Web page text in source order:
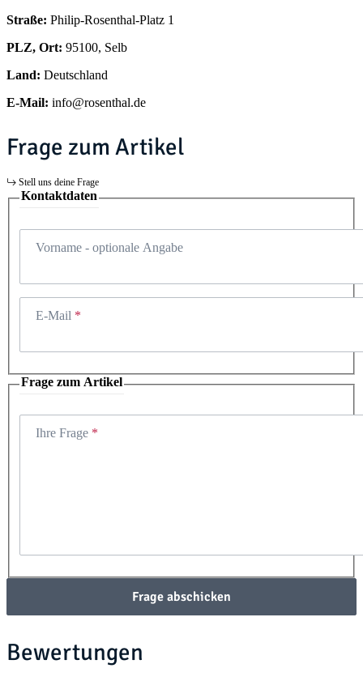
Straße: Philip-Rosenthal-Platz 1
PLZ, Ort: 95100, Selb
Land: Deutschland
E-Mail: info@rosenthal.de
Frage zum Artikel
Stell uns deine Frage
Kontaktdaten
Vorname - optionale Angabe
E-Mail
Frage zum Artikel
Ihre Frage
Frage abschicken
Bewertungen